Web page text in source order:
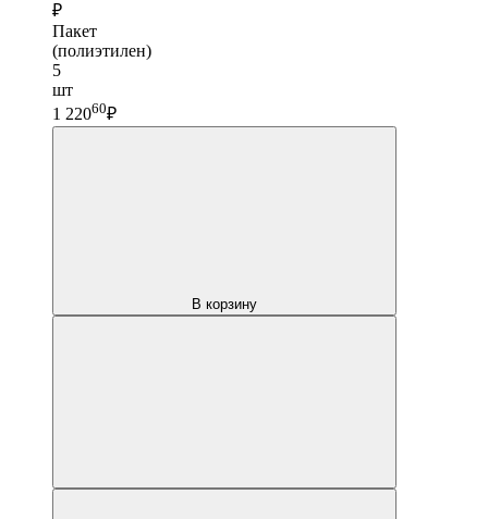
₽
Пакет
(полиэтилен)
5
шт
1 22060₽
В корзину